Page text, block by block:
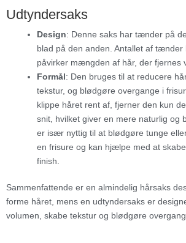
Udtyndersaks
Design: Denne saks har tænder på
blad på den anden. Antallet af tænder
påvirker mængden af hår, der fjernes
Formål: Den bruges til at reducere
tekstur, og blødgøre overgange i
klippe håret rent af, fjerner den kun
snit, hvilket giver en mere naturlig og
er især nyttig til at blødgøre tunge
en frisure og kan hjælpe med at
finish.
Sammenfattende er en almindelig hårsaks
forme håret, mens en udtyndersaks er
volumen, skabe tekstur og blødgøre